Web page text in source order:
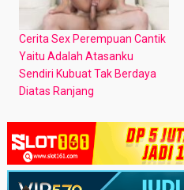
Cerita Sex Perempuan Cantik
Yaitu Adalah Atasanku
Sendiri Kubuat Tak Berdaya
Diatas Ranjang